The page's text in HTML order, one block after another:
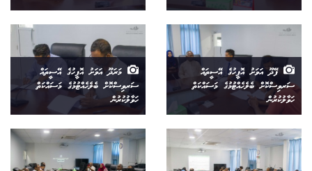
ފޭދޫ އަވަށު އޮފީހުގެ އޭސީތައް
ސަރވިސްކޮށް ބެލެހެއްޓުމުގެ މަސައްކަތް
ހަވާލުކުރުން
މަރަދޫ އަވަށު އޮފީހުގެ އޭސީތައް
ސަރވިސްކޮށް ބެލެހެއްޓުމުގެ މަސައްކަތް
ހަވާލުކުރުން